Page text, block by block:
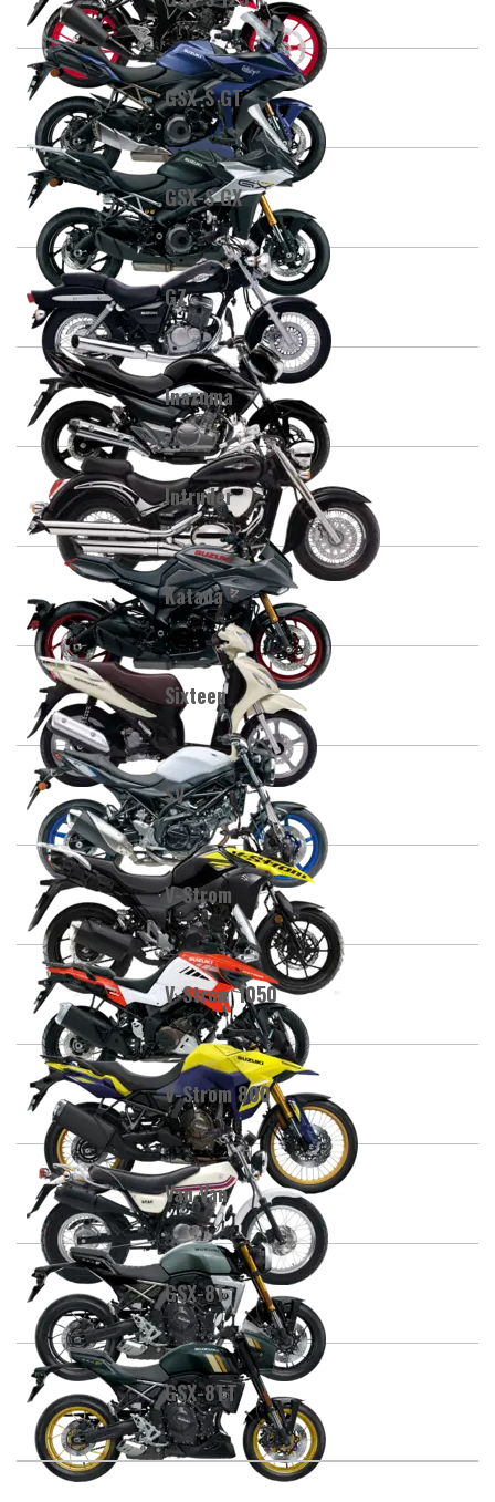
GSX-S GT
GSX-S GX
GZ
Inazuma
Intruder
Katana
Sixteen
SV
V-Strom
V-Strom 1050
V-Strom 800
Van Van
GSX-8T
GSX-8TT